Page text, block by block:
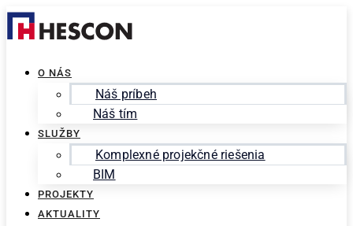
Preskočiť
na
O NÁS
Náš príbeh
Náš tím
SLUŽBY
Komplexné projekčné riešenia
BIM
PROJEKTY
AKTUALITY
for: